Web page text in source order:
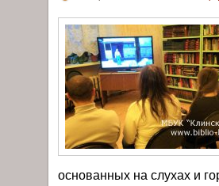
основанных на слухах и